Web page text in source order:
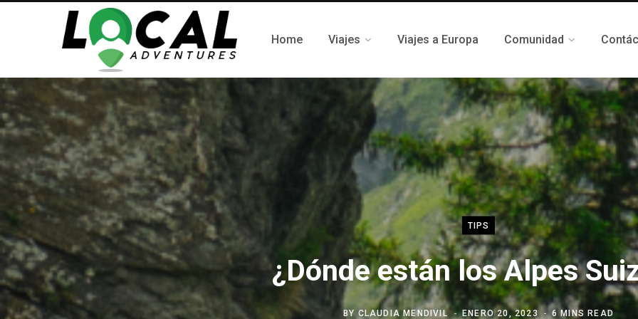
Home Viajes Viajes a Europa Comunidad
TIPS
¿Dónde están los Alpes
BY CLAUDIA MENDIVIL ENERO 20, 2023 6 MINS READ